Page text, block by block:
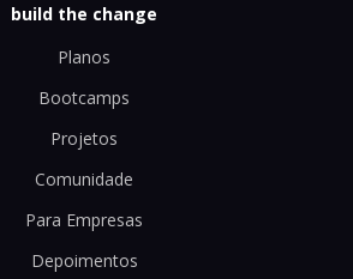
build the change
Planos
Bootcamps
Projetos
Comunidade
Para Empresas
Depoimentos